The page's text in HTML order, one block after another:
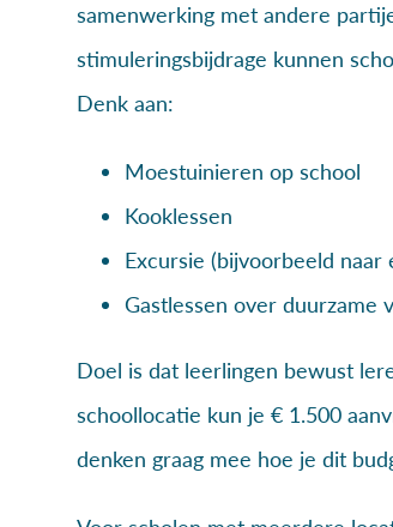
samenwerking met andere
stimuleringsbijdrage kunnen
Denk aan:
Moestuinieren op school
Kooklessen
Excursie (bijvoorbeeld
Gastlessen over duurzame
Doel is dat leerlingen bewust
schoollocatie kun je € 1.500
denken graag mee hoe je dit